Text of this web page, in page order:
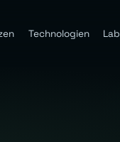
Technologien Lab